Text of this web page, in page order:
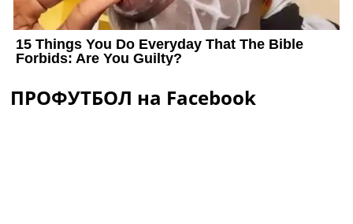
ПРОФУТБОЛ на Facebook